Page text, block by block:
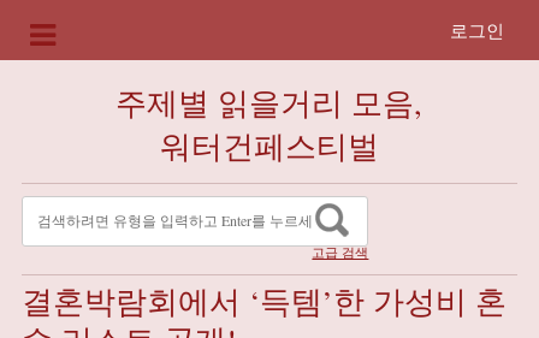
로그인
주제별 읽을거리 모음,
워터건페스티벌
고급 검색
결혼박람회에서 ‘득템’한 가성비 혼